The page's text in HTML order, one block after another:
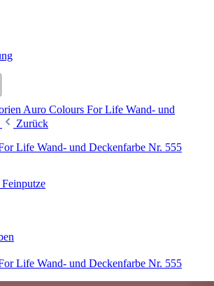
Auro Colours For Life Wand- und
Zurück
Life Wand- und Deckenfarbe Nr. 555
Life Wand- und Deckenfarbe Nr. 555